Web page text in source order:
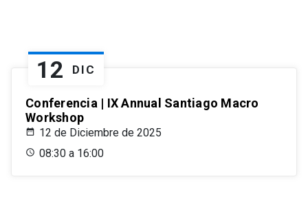
12 DIC
Conferencia | IX Annual Santiago Macro
Workshop
12 de Diciembre de 2025
08:30 a 16:00